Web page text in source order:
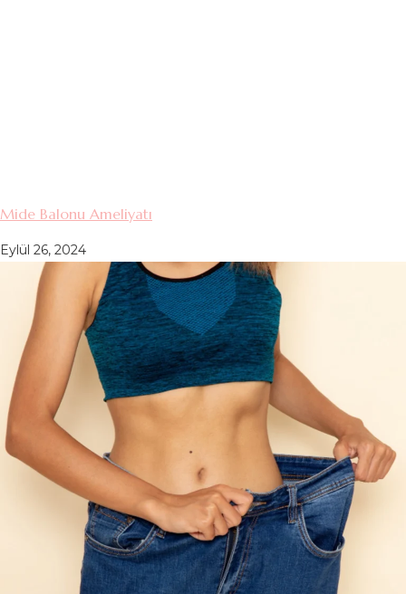
Mide Balonu Ameliyatı
Eylül 26, 2024